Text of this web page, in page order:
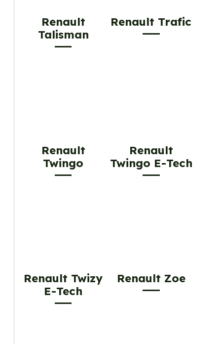
Renault
Talisman
Renault Trafic
Renault
Twingo
Renault
Twingo E-Tech
Renault Twizy
E-Tech
Renault Zoe